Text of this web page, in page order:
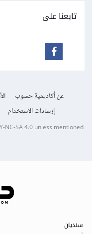
تابعنا على
عن أكاديمية حسوب
إرشادات الاستخدام
NC-SA 4.0unless mentioned